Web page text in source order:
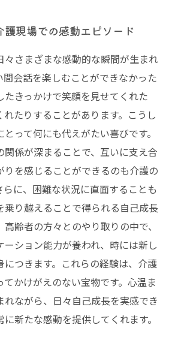
護現場での感動エピソード
々さまざまな感動的な瞬間が生まれ
間会話を楽しむことができなかった
たきっかけで笑顔を見せてくれた
れたりすることがあります。こうし
って何にも代えがたい喜びです。
関係が深まることで、互いに支え合
りを感じることができるのも介護の
らに、困難な状況に直面することも
乗り越えることで得られる自己成長
齢者の方々とのやり取りの中で、
ーション能力が養われ、時には新し
につきます。これらの経験は、介護
かけがえのない宝物です。心温ま
れながら、日々自己成長を実感でき
新たな感動を提供してくれます。